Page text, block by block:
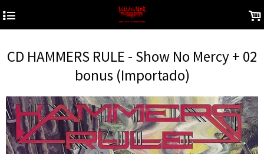
4 .
CD HAMMERS RULE - Show No Mercy + 02
bonus (Importado)